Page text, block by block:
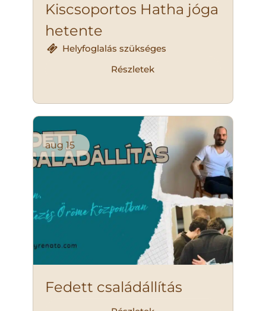
Kiscsoportos Hatha jóga
hetente
Helyfoglalás szükséges
Részletek
aug 15
Fedett családállítás